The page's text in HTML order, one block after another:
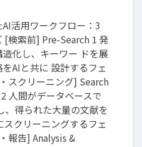
活用ワークフロー：3
[検索前] Pre-Search 1 発
化し、キーワー ドを展
AIと共に 設計するフェ
スクリーニング] Search
人間がデータベースで
、得られた大量の文献を
スクリーニングするフェ
報告] Analysis &